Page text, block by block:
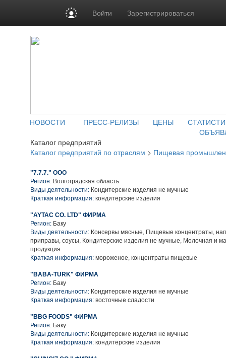
Войти Зарегистрироваться
НОВОСТИ ПРЕСС-РЕЛИЗЫ ЦЕНЫ
Каталог предприятий
Каталог предприятий по отраслям > Пищевая
"7.7.7." ООО
Регион: Волгоградская область
Виды деятельности: Кондитерские изделия не мучные
Краткая информация: кондитерские изделия
"AYTAC CO. LTD" ФИРМА
Регион: Баку
Виды деятельности: Консервы мясные, Пищевые концентраты,
приправы, соусы, Кондитерские изделия не мучные, Молочная и
продукция
Краткая информация: мороженое, концентраты пищевые
"BABA-TURK" ФИРМА
Регион: Баку
Виды деятельности: Кондитерские изделия не мучные
Краткая информация: восточные сладости
"BBG FOODS" ФИРМА
Регион: Баку
Виды деятельности: Кондитерские изделия не мучные
Краткая информация: кондитерские изделия